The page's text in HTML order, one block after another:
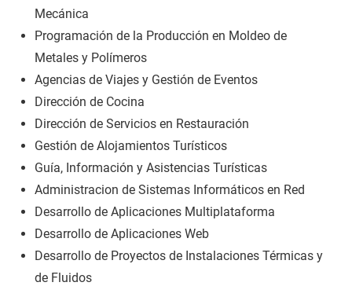
Mecánica
Programación de la Producción en Moldeo de
Metales y Polímeros
Agencias de Viajes y Gestión de Eventos
Dirección de Cocina
Dirección de Servicios en Restauración
Gestión de Alojamientos Turísticos
Guía, Información y Asistencias Turísticas
Administracion de Sistemas Informáticos en Red
Desarrollo de Aplicaciones Multiplataforma
Desarrollo de Aplicaciones Web
Desarrollo de Proyectos de Instalaciones Térmicas y
de Fluidos